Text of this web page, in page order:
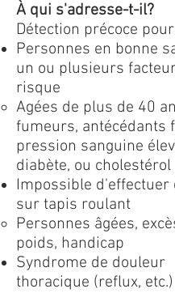
À qui s'adresse-t-il?
Détection précoce
Personnes en bonne
un ou plusieurs
risque
Agées de plus de 40
fumeurs, antécédants
pression sanguine
diabète, ou cholestérol
Impossible d'effectuer
sur tapis roulant
Personnes âgées,
poids, handicap
Syndrome de douleur
thoracique (reflux, etc.)​